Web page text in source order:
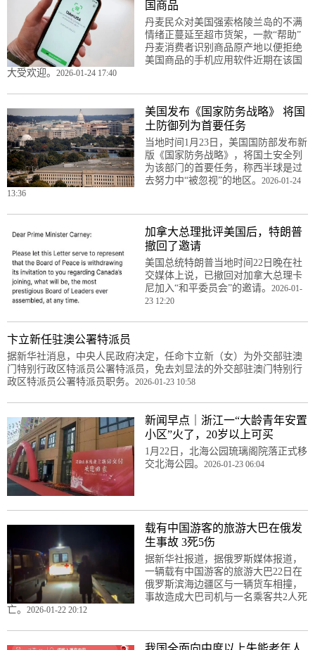
国商品
丹麦民众对美国强索格陵兰岛的不满
情绪正蔓延至超市货架，一款“帮助”
丹麦消费者识别商品原产地以便拒绝
美国商品的手机应用软件近期在该国
大受欢迎。 2026-01-24 17:40
美国发布《国家防务战略》 将国
土防御列为首要任务
当地时间1月23日，美国国防部发布新
版《国家防务战略》，将国土安全列
为该部门的首要任务，称西半球是过
去努力中“被忽视”的地区。 2026-01-24
13:36
加拿大总理批评美国后，特朗普
撤回了邀请
美国总统特朗普当地时间22日晚在社
交媒体上说，已撤回对加拿大总理卡
尼加入“和平委员会”的邀请。 2026-01-
23 12:20
卞立新任驻澳公署特派员
据新华社消息，中央人民政府决定，任命卞立新（女）为外交部驻澳
门特别行政区特派员公署特派员，免去刘显法的外交部驻澳门特别行
政区特派员公署特派员职务。 2026-01-23 10:58
新闻早点｜浙江一“大龄青年安置
小区”火了，20岁以上可买
1月22日，北海公园琉璃阁院落正式移
交北海公园。 2026-01-23 06:04
载有中国游客的旅游大巴在俄发
生事故 3死5伤
据新华社报道，据俄罗斯媒体报道，
一辆载有中国游客的旅游大巴22日在
俄罗斯滨海边疆区与一辆货车相撞，
事故造成大巴司机与一名乘客共2人死
亡。 2026-01-22 20:12